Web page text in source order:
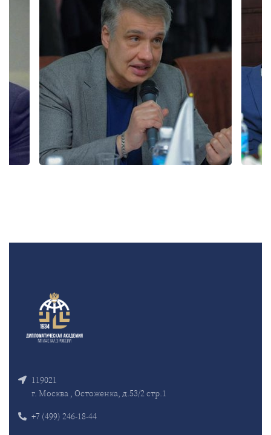
119021
г. Москва , Остоженка, д.53/2 стр.1
+7 (499) 246-18-44